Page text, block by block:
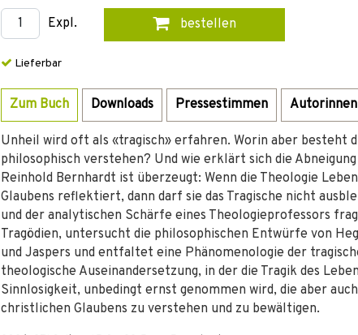
Expl. bestellen
Lieferbar
Zum Buch Downloads Pressestimmen
Unheil wird oft als «tragisch» erfahren. Worin aber besteht
philosophisch verstehen? Und wie erklärt sich die
Reinhold Bernhardt ist überzeugt: Wenn die Theologie
Glaubens reflektiert, dann darf sie das Tragische nicht
und der analytischen Schärfe eines Theologieprofessors
Tragödien, untersucht die philosophischen Entwürfe von
und Jaspers und entfaltet eine Phänomenologie der
theologische Auseinandersetzung, in der die Tragik des
Sinnlosigkeit, unbedingt ernst genommen wird, die aber
christlichen Glaubens zu verstehen und zu bewältigen.